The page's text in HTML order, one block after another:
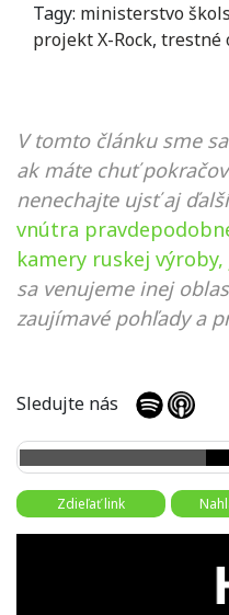
Tagy: ministerstvo
projekt X-Rock, trestné
V tomto článku sme
ak máte chuť
nenechajte ujsť aj
vnútra
kamery ruskej
sa venujeme inej
zaujímavé pohľady a
Sledujte nás
Zdieľať link